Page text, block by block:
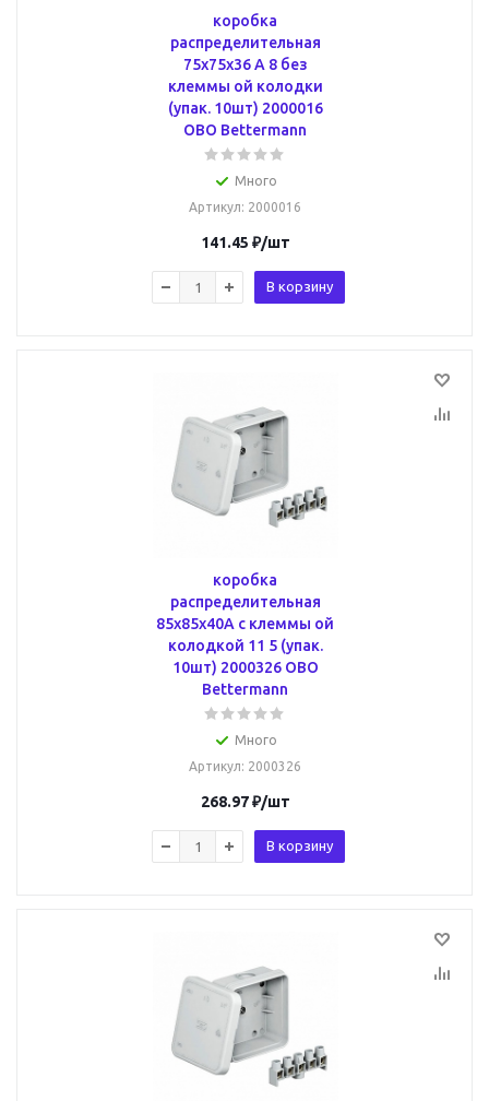
коробка
распределительная
75x75x36 A 8 без
клеммы ой колодки
(упак. 10шт) 2000016
OBO Bettermann
Много
Артикул: 2000016
141.45 ₽/шт
В корзину
коробка
распределительная
85x85x40A с клеммы ой
колодкой 11 5 (упак.
10шт) 2000326 OBO
Bettermann
Много
Артикул: 2000326
268.97₽/шт
В корзину